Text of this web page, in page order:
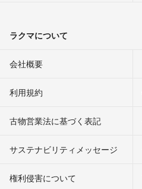
ラクマについて
会社概要
利用規約
古物営業法に基づく表記
サステナビリティメッセージ
権利侵害について